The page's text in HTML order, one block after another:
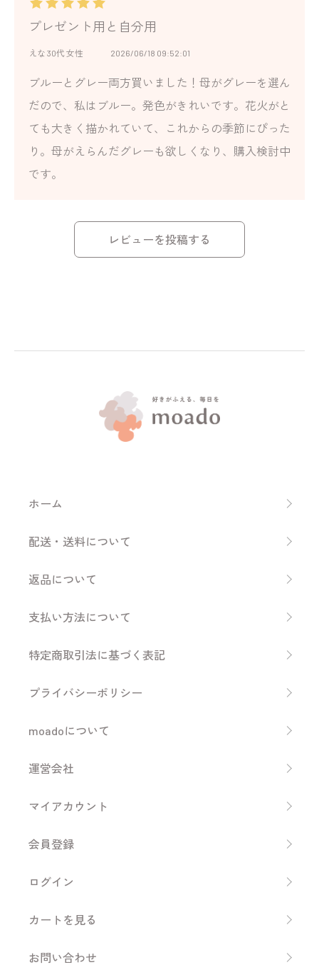
プレゼント用と自分用
えな 30代 女性 2026/06/18 09:52:01
ブルーとグレー両方買いました！母がグレーを選ん
だので、私はブルー。発色がきれいです。花火がと
ても大きく描かれていて、これからの季節にぴった
り。母がえらんだグレーも欲しくなり、購入検討中
です。
レビューを投稿する
ホーム
配送・送料について
返品について
支払い方法について
特定商取引法に基づく表記
プライバシーポリシー
moadoについて
運営会社
マイアカウント
会員登録
ログイン
カートを見る
お問い合わせ